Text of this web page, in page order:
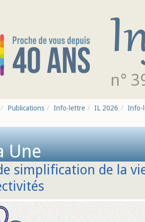
n°
Publications Info-lettre IL 2026 Info-
Une
simplification de la